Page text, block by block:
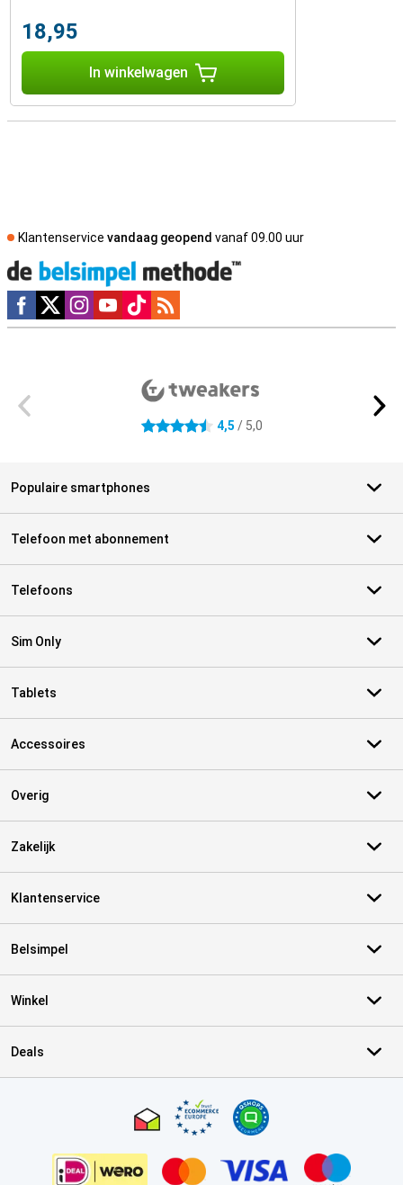
18,95
In winkelwagen
Klantenservice vandaag geopend vanaf 09.00 uur
Social media
4.5 sterren 4,5 / 5,0
Populaire smartphones
Telefoon met abonnement
Telefoons
Sim Only
Tablets
Accessoires
Overig
Zakelijk
Klantenservice
Belsimpel
Winkel
Deals